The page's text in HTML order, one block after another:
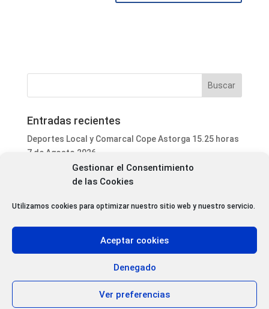
Gestionar el Consentimiento
de las Cookies
Utilizamos cookies para optimizar nuestro sitio web y nuestro servicio.
Aceptar cookies
Denegado
Ver preferencias
Entradas recientes
Deportes Local y Comarcal Cope Astorga 15.25 horas
7 de Agosto 2026
Informativo Mediodía Cope Astorga 14.20 horas 7 de
Agosto 2026
San Justo de la Vega acoge este fin de semana un
Programa Local Cope Astorga 7 de Agosto 2026
Abiertas las inscripciones para el XXVII Torneo de
Ajedrez de las Fiestas de Santa Marta